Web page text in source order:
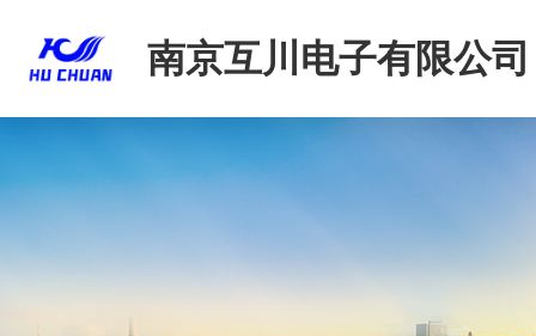
南京互川电子有限公司